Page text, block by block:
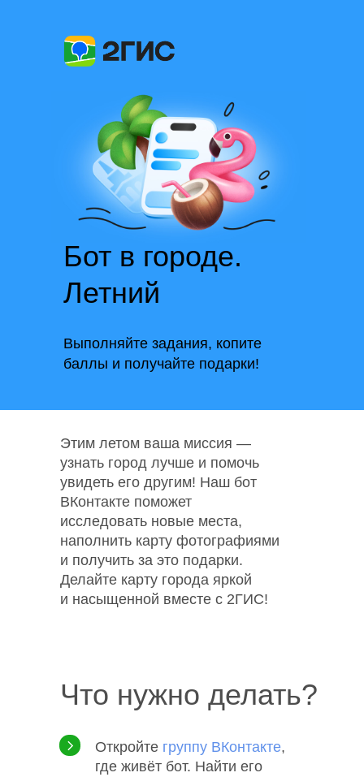
Бот в городе.
Летний
Выполняйте задания, копите
баллы и получайте подарки!
Этим летом ваша миссия —
узнать город лучше и помочь
увидеть его другим! Наш бот
ВКонтакте поможет
исследовать новые места,
наполнить карту фотографиями
и получить за это подарки.
Делайте карту города яркой
и насыщенной вместе с 2ГИС!
Что нужно делать?
Откройте группу ВКонтакте,
где живёт бот. Найти его